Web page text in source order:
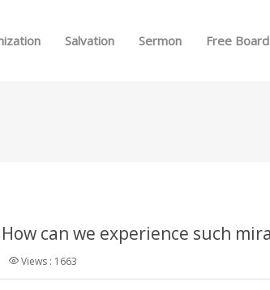
Salvation Sermon Free Board
Views : 1663